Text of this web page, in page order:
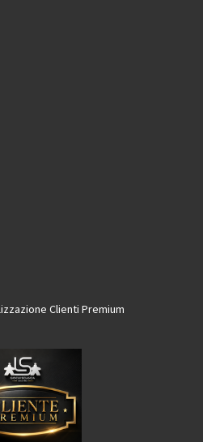
Clienti Premium